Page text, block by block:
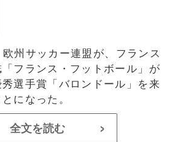
欧州サッカー連盟が、フランス
フランス・フットボール」が
選手賞「バロンドール」を来
になった。
全文を読む >